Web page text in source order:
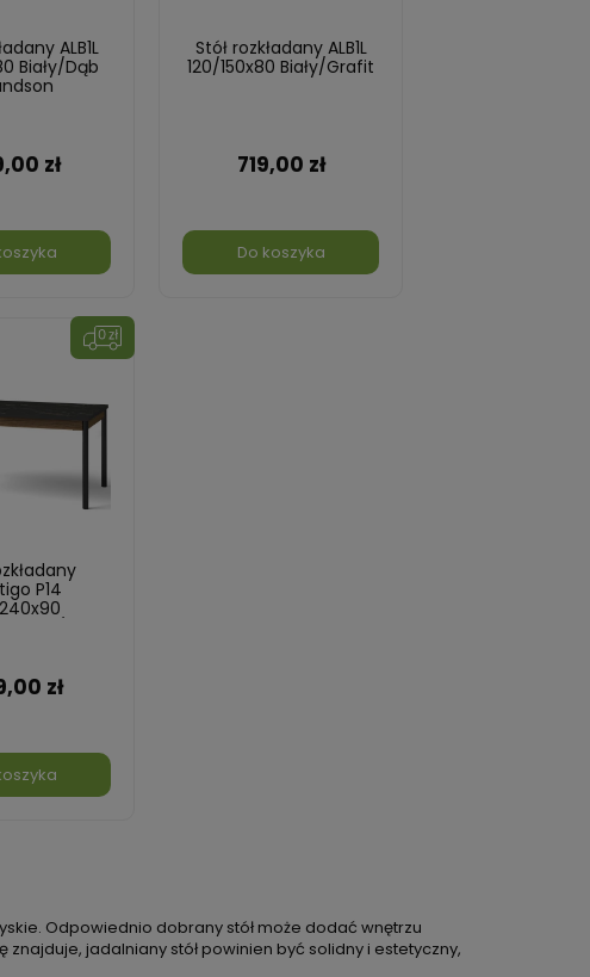
ALB1L
Biały/Dąb
zł
Stół rozkładany ALB1L
120/150x80 Biały/Grafit
719,00 zł
Do koszyka
P14
zł
Odpowiednio dobrany stół może dodać wnętrzu
jadalniany stół powinien być solidny i estetyczny,